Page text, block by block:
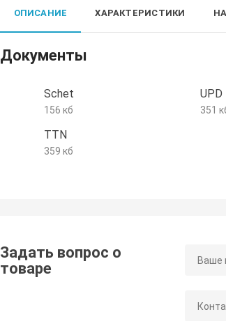
ОПИСАНИЕ ХАРАКТЕРИСТИКИ
Документы
Schet
156 кб
UPD
351
TTN
359 кб
Задать вопрос о
товаре